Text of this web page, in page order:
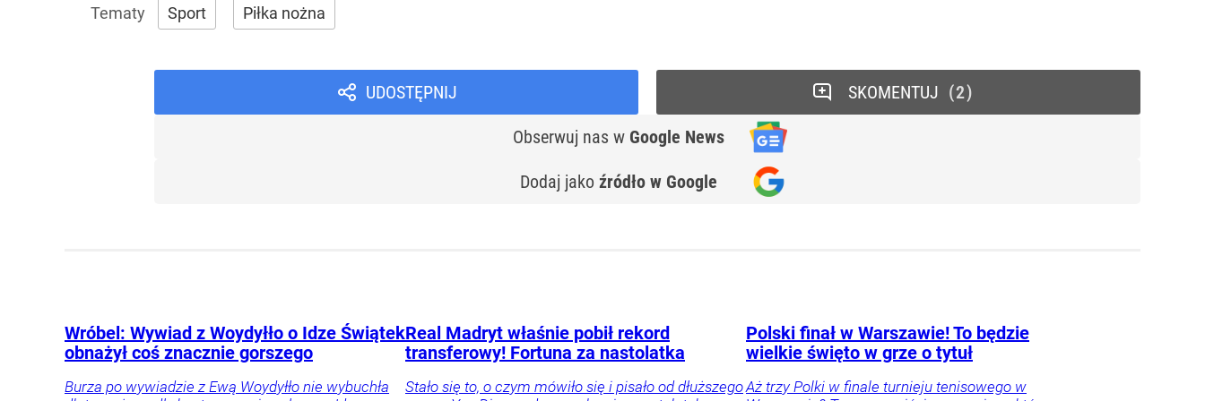
Sport Piłka nożna
UDOSTĘPNIJ
Obserwuj nas w Google News
Dodaj jako źródło w Google
SKOMENTUJ 2
Wróbel: Wywiad z Woydyłło o Idze Świątek
obnażył coś znacznie gorszego
Burza po wywiadzie z Ewą Woydyłło nie wybuchła
Real Madryt właśnie pobił rekord
transferowy! Fortuna za nastolatka
Stało się to, o czym mówiło się i pisało od dłuższego
Polski finał w Warszawie! To będzie
wielkie święto w grze o tytuł
Aż trzy Polki w finale turnieju tenisowego w